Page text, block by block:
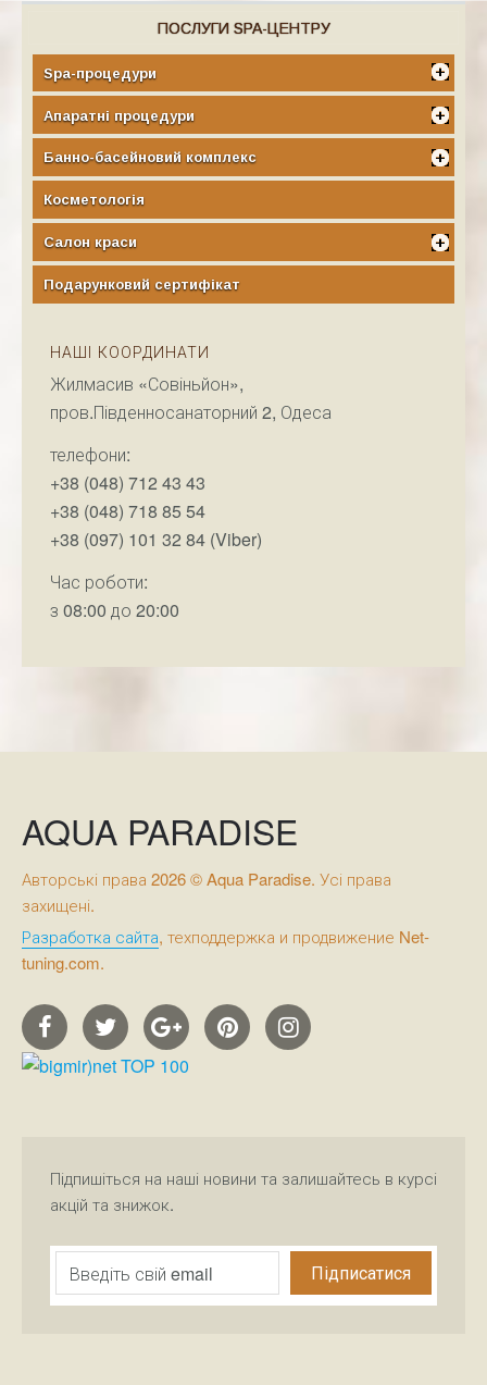
ПОСЛУГИ SPA-ЦЕНТРУ
Spa-процедури
Апаратні процедури
Банно-басейновий комплекс
Косметологія
Салон краси
Подарунковий сертифікат
НАШІ КООРДИНАТИ
Жилмасив «Совіньйон»,
пров.Південносанаторний 2, Одеса
телефони:
+38 (048) 712 43 43
+38 (048) 718 85 54
+38 (097) 101 32 84 (Viber)
Час роботи:
з 08:00 до 20:00
AQUA PARADISE
Авторські права 2026 © Aqua Paradise. Усі права
захищені.
Разработка сайта, техподдержка и продвижение Net-
tuning.com.
Підпишіться на наші новини та залишайтесь в курсі
акцій та знижок.